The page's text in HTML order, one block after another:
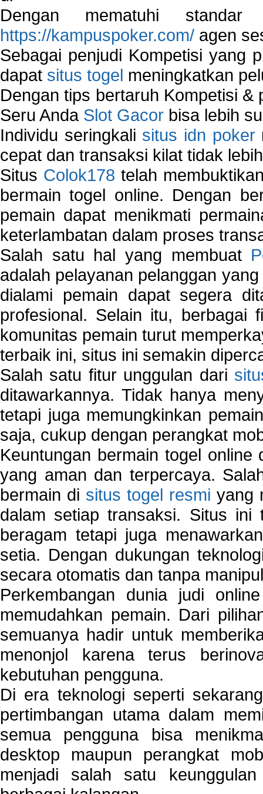
Dengan mematuhi
https://kampuspoker.com/ agen
Sebagai penjudi Kompetisi yang
dapat situs togel meningkatkan
Dengan tips bertaruh Kompetisi
Seru Anda Slot Gacor bisa lebih
Individu seringkali situs idn poker
cepat dan transaksi kilat tidak
Situs Colok178 telah
bermain togel online. Dengan
pemain dapat menikmati
keterlambatan dalam proses
Salah satu hal yang membuat
adalah pelayanan pelanggan
dialami pemain dapat segera
profesional. Selain itu, berbagai
komunitas pemain turut
terbaik ini, situs ini semakin
Salah satu fitur unggulan dari
ditawarkannya. Tidak hanya
tetapi juga memungkinkan
saja, cukup dengan perangkat
Keuntungan bermain togel
yang aman dan terpercaya.
bermain di situs togel resmi yang
dalam setiap transaksi. Situs ini
beragam tetapi juga
setia. Dengan dukungan
secara otomatis dan tanpa
Perkembangan dunia judi
memudahkan pemain. Dari
semuanya hadir untuk
menonjol karena terus
kebutuhan pengguna.
Di era teknologi seperti
pertimbangan utama dalam
semua pengguna bisa
desktop maupun perangkat
menjadi salah satu